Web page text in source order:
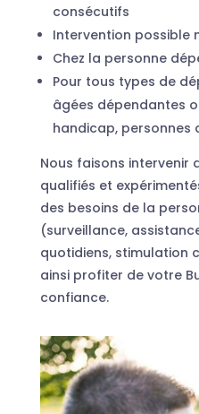
consécutifs
Intervention possible
Chez la personne
Pour tous types de
âgées dépendantes
handicap, personnes
Nous faisons intervenir
qualifiés et
des besoins de la
(surveillance,
quotidiens, stimulation
ainsi profiter de votre
confiance.